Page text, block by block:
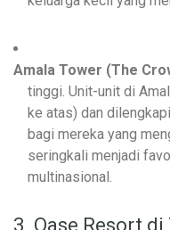
Amala Tower (The
tinggi. Unit-unit di
ke atas) dan
bagi mereka yang
seringkali menjadi
multinasional.
3. Oase Resort